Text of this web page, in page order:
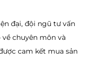
đại, đội ngũ tư vấn
chuyên môn và
cam kết mua sản